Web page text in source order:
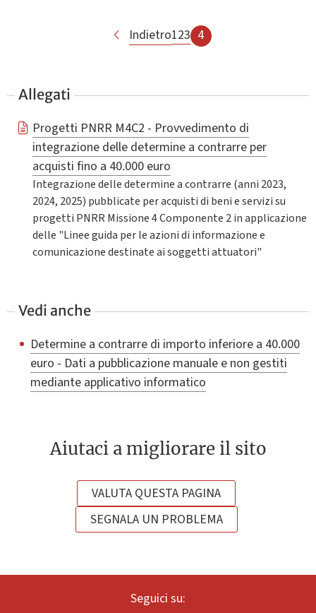
Indietro123 4
Allegati
Progetti PNRR M4C2 - Provvedimento di
integrazione delle determine a contrarre per
acquisti fino a 40.000 euro
Integrazione delle determine a contrarre (anni 2023,
2024, 2025) pubblicate per acquisti di beni e servizi su
progetti PNRR Missione 4 Componente 2 in applicazione
delle "Linee guida per le azioni di informazione e
comunicazione destinate ai soggetti attuatori"
Vedi anche
Determine a contrarre di importo inferiore a 40.000
euro - Dati a pubblicazione manuale e non gestiti
mediante applicativo informatico
Aiutaci a migliorare il sito
VALUTA QUESTA PAGINA
SEGNALA UN PROBLEMA
Seguici su: